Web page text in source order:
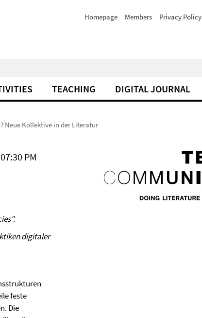
Homepage Members Privacy Policy
TEACHING DIGITAL JOURNAL
Neue Kollektive in der Literatur
PM
digitaler
feste
Die